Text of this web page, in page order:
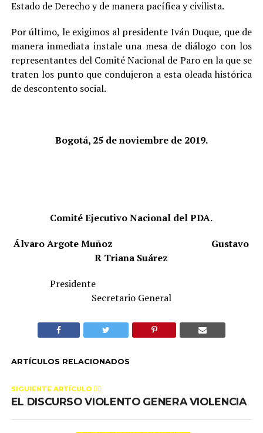
Estado de Derecho y de manera pacífica y civilista.
Por último, le exigimos al presidente Iván Duque, que de
manera inmediata instale una mesa de diálogo con los
representantes del Comité Nacional de Paro en la que se
traten los punto que condujeron a esta oleada histórica
de descontento social.
Bogotá, 25 de noviembre de 2019.
Comité Ejecutivo Nacional del PDA.
Álvaro Argote Muñoz
Gustavo
R Triana Suárez
Presidente
Secretario General
ARTÍCULOS RELACIONADOS
SIGUIENTE ARTÍCULO 👈🏻
EL DISCURSO VIOLENTO GENERA VIOLENCIA